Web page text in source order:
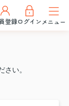
登録ログインメニュー
さい。